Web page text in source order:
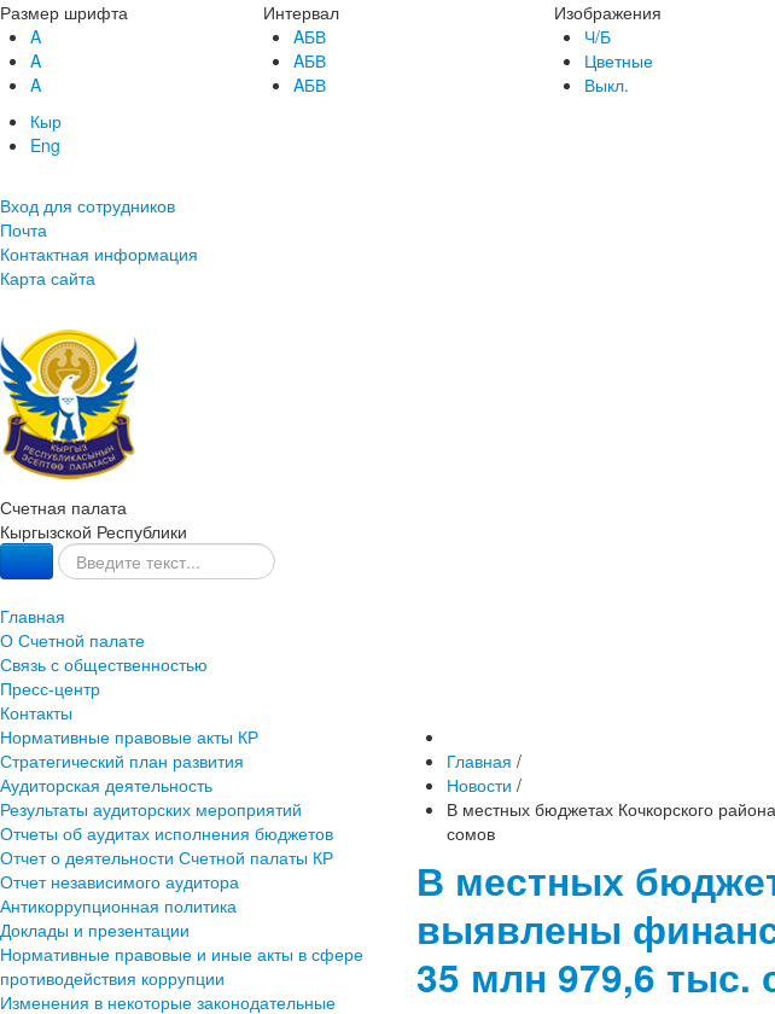
Размер шрифта
A
A
A
Интервал
AБВ
AБВ
AБВ
Изображения
Ч/Б
Цветные
Выкл.
Кыр
Eng
Вход для сотрудников
Почта
Контактная информация
Карта сайта
Счетная палата
Кыргызской Республики
Главная
О Счетной палате
Связь с общественностью
Пресс-центр
Контакты
Нормативные правовые акты КР
Стратегический план развития
Аудиторская деятельность
Результаты аудиторских мероприятий
Отчеты об аудитах исполнения бюджетов
Отчет о деятельности Счетной палаты КР
Отчет независимого аудитора
Антикоррупционная политика
Доклады и презентации
Нормативные правовые и иные акты в сфере
противодействия коррупции
Изменения в некоторые законодательные
Главная /
Новости /
В местных бюджетах Кочкорского
сомов
В местных
выявлены
35 млн 979,6 тыс.